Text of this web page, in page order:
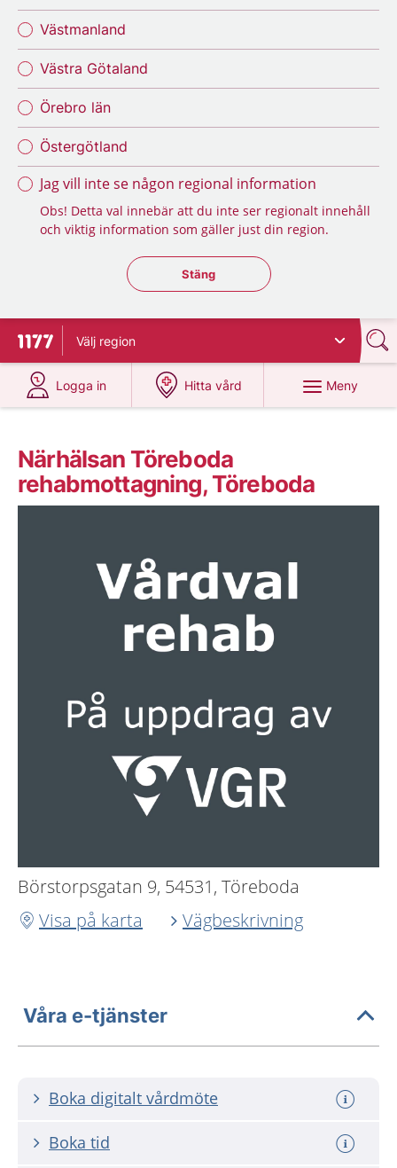
Västmanland
Västra Götaland
Örebro län
Östergötland
Jag vill inte se någon regional information
Obs! Detta val innebär att du inte ser regionalt innehåll
och viktig information som gäller just din region.
Stäng regionsväljaren
Stäng
Till startsidan för 1177
Välj region
Logga in
på 1177.se
Hitta vård
på 1177.se
Meny
Närhälsan Töreboda
rehabmottagning, Töreboda
Börstorpsgatan 9, 54531, Töreboda
Visa på karta
Vägbeskrivning
Våra e-tjänster
Boka digitalt vårdmöte
Boka tid